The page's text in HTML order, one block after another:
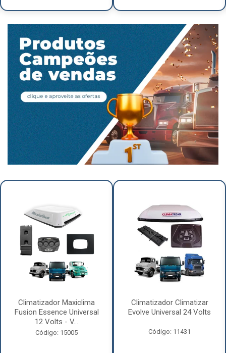
Climatizador Maxiclima
Fusion Essence Universal
12 Volts - V...
Código: 15005
Climatizador Climatizar
Evolve Universal 24 Volts
Código: 11431